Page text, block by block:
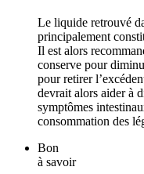
Le liquide retrouvé
principalement
Il est alors
conserve pour
pour retirer
devrait alors aider à
symptômes
consommation des
Bon
à savoir